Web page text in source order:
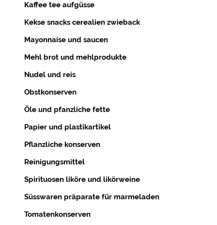
Kaffee tee aufgüsse
Kekse snacks cerealien zwieback
Mayonnaise und saucen
Mehl brot und mehlprodukte
Nudel und reis
Obstkonserven
Öle und pfanzliche fette
Papier und plastikartikel
Pflanzliche konserven
Reinigungsmittel
Spirituosen liköre und likörweine
Süsswaren präparate für marmeladen
Tomatenkonserven